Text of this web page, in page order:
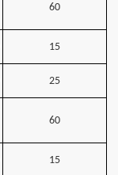
60
15
25
60
15